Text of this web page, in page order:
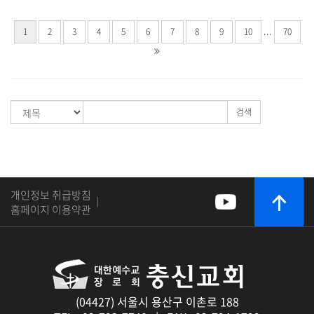
1 2 3 4 5 6 7 8 9 10 ... 70
검색
개인정보 취급방침 |
홈페이지 이용약관
(04427) 서울시 용산구 이촌로 188